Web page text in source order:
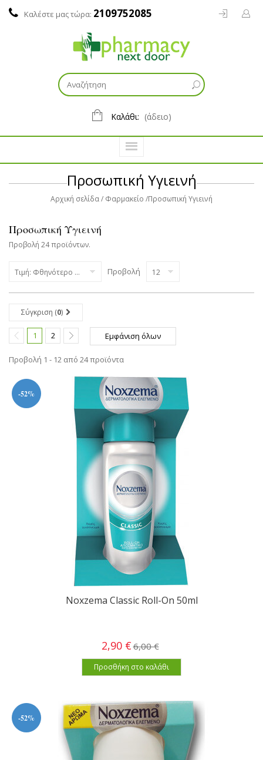
Καλέστε μας τώρα: 2109752085
Καλάθι: (άδειο)
Προσωπική Υγιεινή
Αρχική σελίδα Φαρμακείο Προσωπική Υγιεινή
Προσωπική Υγιεινή
Προβολή 24 προϊόντων.
Τιμή: Φθηνότερο πρώτα Προβολή 12
Σύγκριση (0)
Εμφάνιση όλων
1 2
Προβολή 1 - 12 από 24 προϊόντα
-52%
Noxzema Classic Roll-On 50ml
2,90 €6,00 €
Προσθήκη στο καλάθι
-52%